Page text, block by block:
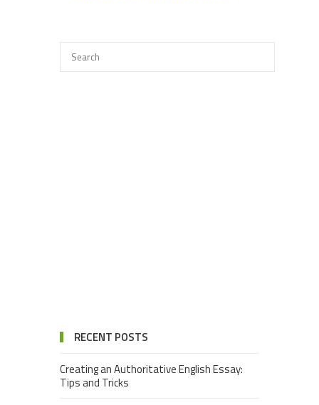
RECENT POSTS
Creating an Authoritative English Essay:
Tips and Tricks